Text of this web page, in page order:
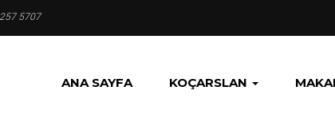
5707
ANA SAYFA KOÇARSLAN